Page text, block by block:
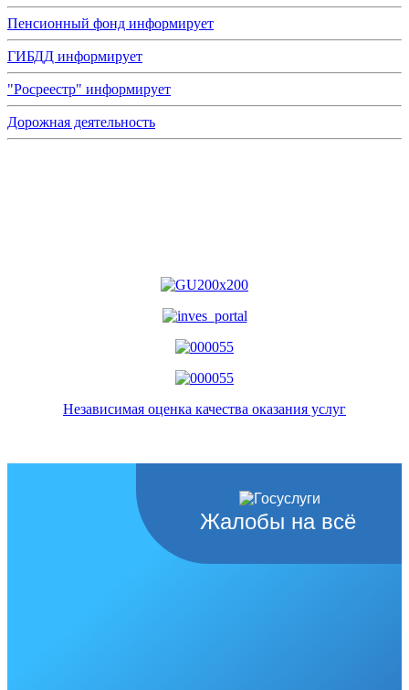
Пенсионный фонд информирует
ГИБДД информирует
"Росреестр" информирует
Дорожная деятельность
Независимая оценка качества оказания услуг
Жалобы на всё